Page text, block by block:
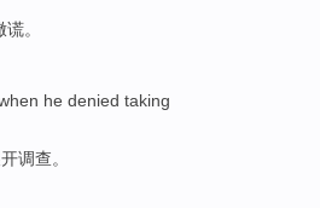
谎。
he denied taking
调查。